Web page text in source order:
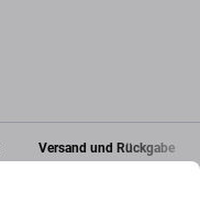
Versand und Rückgabe